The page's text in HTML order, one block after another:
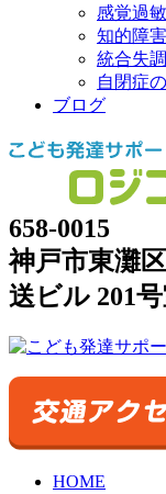
感覚過
知的障
統合失
自閉症
ブログ
658-0015
神戸市東灘
送ビル 201
HOME